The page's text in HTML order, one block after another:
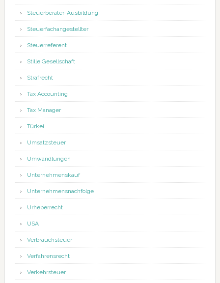
Steuerberater-Ausbildung
Steuerfachangestellter
Steuerreferent
Stille Gesellschaft
Strafrecht
Tax Accounting
Tax Manager
Türkei
Umsatzsteuer
Umwandlungen
Unternehmenskauf
Unternehmensnachfolge
Urheberrecht
USA
Verbrauchsteuer
Verfahrensrecht
Verkehrsteuer